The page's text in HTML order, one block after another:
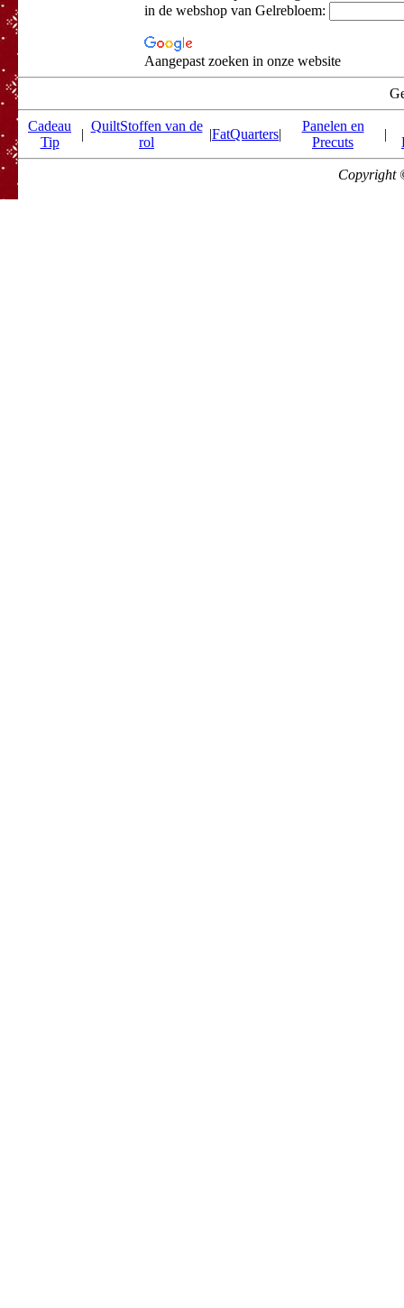
in de webshop van Gelrebloem:
Aangepast zoeken in onze website
Cadeau
Tip
|
QuiltStoffen van de
rol
|FatQuarters|
Panelen en
Precuts
|
Copyright